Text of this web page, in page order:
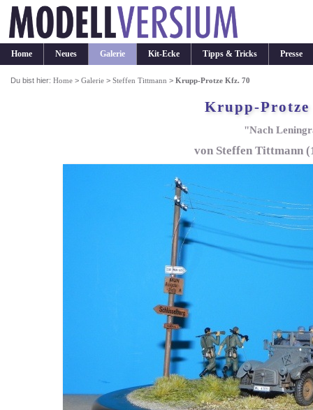
Home Neues Galerie Kit-Ecke Tipps & Tricks Presse
Du bist hier:Home >Galerie >Steffen Tittmann >Krupp-Protze Kfz. 70
Krupp-Protze
"Nach
von Steffen Tittmann